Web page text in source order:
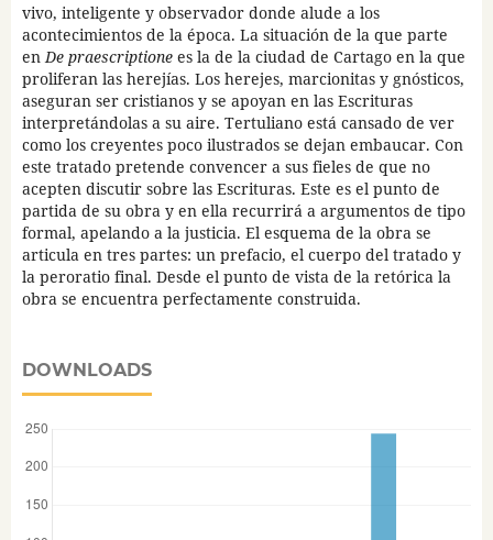
vivo, inteligente y observador donde alude a los
acontecimientos de la época. La situación de la que parte
en De praescriptione es la de la ciudad de Cartago en la que
proliferan las herejías. Los herejes, marcionitas y gnósticos,
aseguran ser cristianos y se apoyan en las Escrituras
interpretándolas a su aire. Tertuliano está cansado de ver
como los creyentes poco ilustrados se dejan embaucar. Con
este tratado pretende convencer a sus fieles de que no
acepten discutir sobre las Escrituras. Este es el punto de
partida de su obra y en ella recurrirá a argumentos de tipo
formal, apelando a la justicia. El esquema de la obra se
articula en tres partes: un prefacio, el cuerpo del tratado y
la peroratio final. Desde el punto de vista de la retórica la
obra se encuentra perfectamente construida.
DOWNLOADS